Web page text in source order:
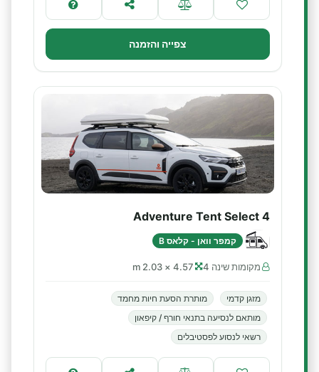
צפייה והזמנה
Adventure Tent Select 4
קמפר וואן - קלאס B
מקומות שינה 4 4.57 × 2.03 m
מזגן קדמי
מותרת הסעת חיות מחמד
מותאם לנסיעה בתנאי חורף / קיפאון
רשאי לנסוע לפסטיבלים